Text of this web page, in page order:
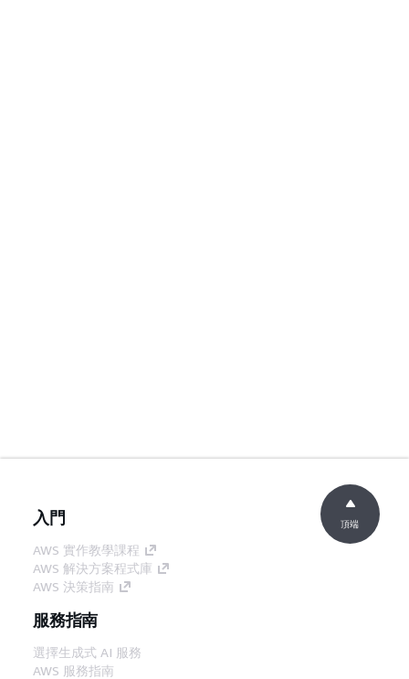
入門
AWS 實作教學課程
AWS 解決方案程式庫
AWS 決策指南
服務指南
選擇生成式 AI 服務
AWS 服務指南
頂端